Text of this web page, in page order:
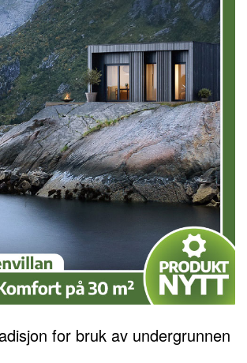
for bruk av undergrunnen